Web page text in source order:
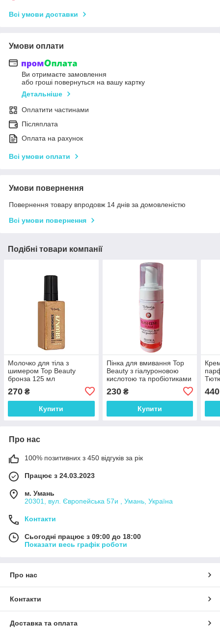
Всі умови доставки
Умови оплати
Ви отримаєте замовлення
або гроші повернуться на вашу картку
Детальніше
Оплатити частинами
Післяплата
Оплата на рахунок
Всі умови оплати
Умови повернення
Повернення товару впродовж 14 днів за домовленістю
Всі умови повернення
Подібні товари компанії
Молочко для тіла з
шимером Top Beauty
бронза 125 мл
270 ₴
Купити
Пінка для вмивання Top
Beauty з гіалуроновою
кислотою та пробіотиками
230₴
Купити
440
Про нас
100% позитивних з 450 відгуків за рік
Працює з 24.03.2023
м. Умань
20301, вул. Європейська 57и , Умань, Україна
Контакти
Сьогодні працює з 09:00 до 18:00
Показати весь графік роботи
Про нас
Контакти
Доставка та оплата